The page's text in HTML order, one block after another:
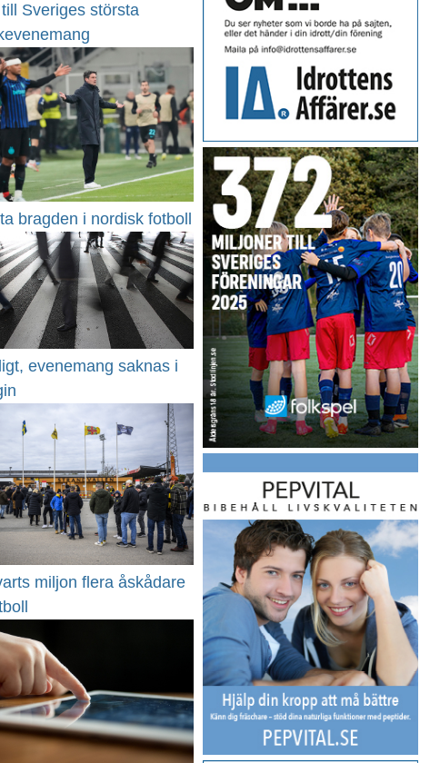
Sveriges största
bragden i nordisk fotboll
evenemang saknas i
miljon flera åskådare